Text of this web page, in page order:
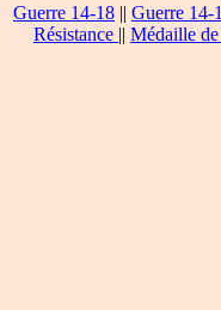
Guerre 14-18 || Guerre 14-
Résistance || Médaille de